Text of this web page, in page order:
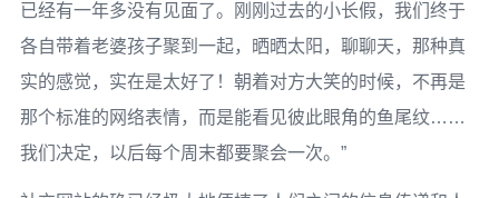
已经有一年多没有见面了。刚刚过去的小长假，我们终于
各自带着老婆孩子聚到一起，晒晒太阳，聊聊天，那种真
实的感觉，实在是太好了！朝着对方大笑的时候，不再是
那个标准的网络表情，而是能看见彼此眼角的鱼尾纹……
我们决定，以后每个周末都要聚会一次。”